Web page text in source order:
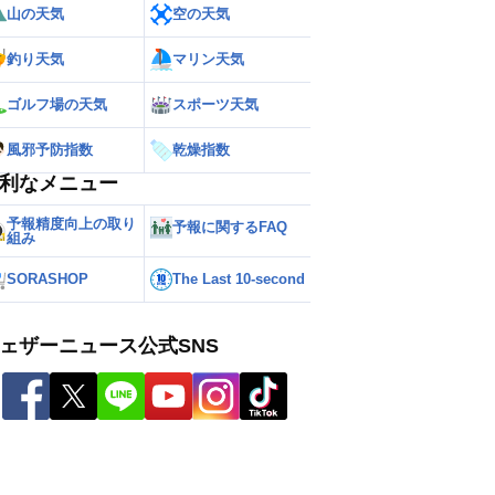
山の天気 空の天気
釣り天気 マリン天気
ゴルフ場の天気 スポーツ天気
風邪予防指数 乾燥指数
なメニュー
予報精度向上の取り
組み
予報に関するFAQ
SORASHOP The Last 10-second
ザーニュース公式SNS